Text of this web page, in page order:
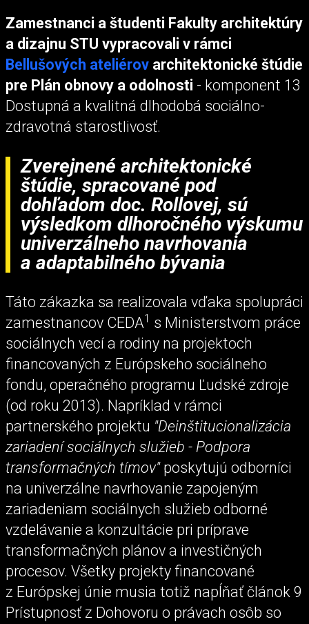
Zamestnanci a študenti Fakulty architektúry
a dizajnu STU vypracovali v rámci
Bellušových ateliérov architektonické štúdie
pre Plán obnovy a odolnosti - komponent 13
Dostupná a kvalitná dlhodobá sociálno-
zdravotná starostlivosť.
Zverejnené architektonické
štúdie, spracované pod
dohľadom doc. Rollovej, sú
výsledkom dlhoročného výskumu
univerzálneho navrhovania
a adaptabilného bývania
Táto zákazka sa realizovala vďaka spolupráci
zamestnancov CEDA1 s Ministerstvom práce
sociálnych vecí a rodiny na projektoch
financovaných z Európskeho sociálneho
fondu, operačného programu Ľudské zdroje
(od roku 2013). Napríklad v rámci
partnerského projektu "Deinštitucionalizácia
zariadení sociálnych služieb - Podpora
transformačných tímov" poskytujú odborníci
na univerzálne navrhovanie zapojeným
zariadeniam sociálnych služieb odborné
vzdelávanie a konzultácie pri príprave
transformačných plánov a investičných
procesov. Všetky projekty financované
z Európskej únie musia totiž napĺňať článok 9
Prístupnosť z Dohovoru o právach osôb so